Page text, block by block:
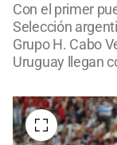
Con el primer
Selección
Grupo H. Cabo
Uruguay llegan